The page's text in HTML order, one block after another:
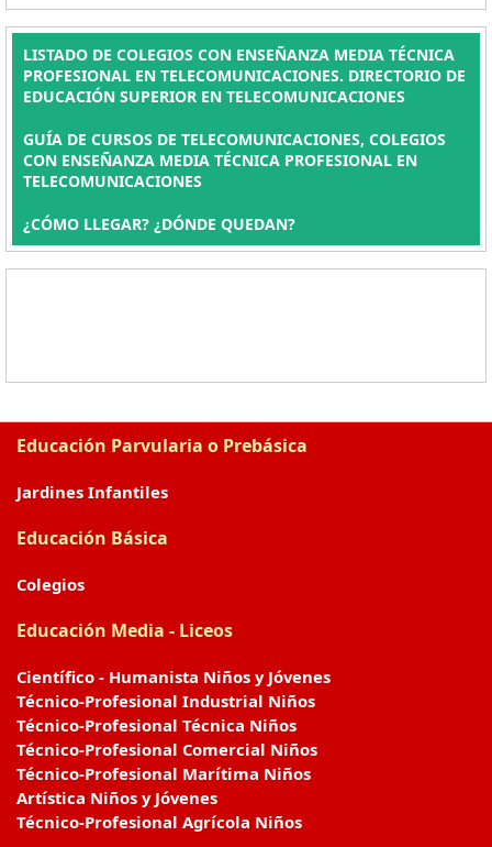
LISTADO DE COLEGIOS CON ENSEÑANZA MEDIA TÉCNICA
PROFESIONAL EN TELECOMUNICACIONES. DIRECTORIO DE
EDUCACIÓN SUPERIOR EN TELECOMUNICACIONES
GUÍA DE CURSOS DE TELECOMUNICACIONES, COLEGIOS
CON ENSEÑANZA MEDIA TÉCNICA PROFESIONAL EN
TELECOMUNICACIONES
¿CÓMO LLEGAR? ¿DÓNDE QUEDAN?
Educación Parvularia o Prebásica
Jardines Infantiles
Educación Básica
Colegios
Educación Media - Liceos
Científico - Humanista Niños y Jóvenes
Técnico-Profesional Industrial Niños
Técnico-Profesional Técnica Niños
Técnico-Profesional Comercial Niños
Técnico-Profesional Marítima Niños
Artística Niños y Jóvenes
Técnico-Profesional Agrícola Niños